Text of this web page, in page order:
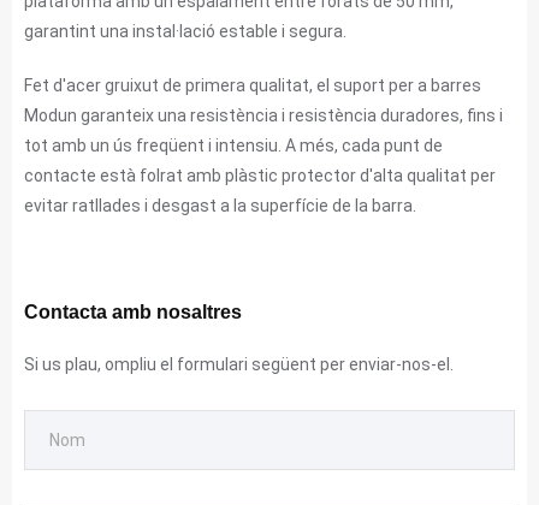
garantint una instal·lació estable i segura.
Fet d'acer gruixut de primera qualitat, el suport per a barres
Modun garanteix una resistència i resistència duradores, fins i
tot amb un ús freqüent i intensiu. A més, cada punt de
contacte està folrat amb plàstic protector d'alta qualitat per
evitar ratllades i desgast a la superfície de la barra.
Contacta amb nosaltres
Si us plau, ompliu el formulari següent per enviar-nos-el.